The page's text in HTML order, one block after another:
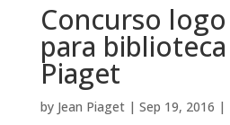
Concurso
para biblioteca
Piaget
by Jean Piaget| Sep 19, 2016 |